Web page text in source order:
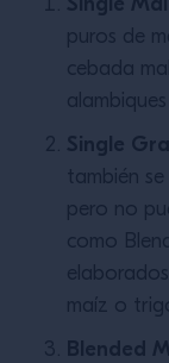
puros de
cebada
Single
también
pero no
como
maíz o
Blended